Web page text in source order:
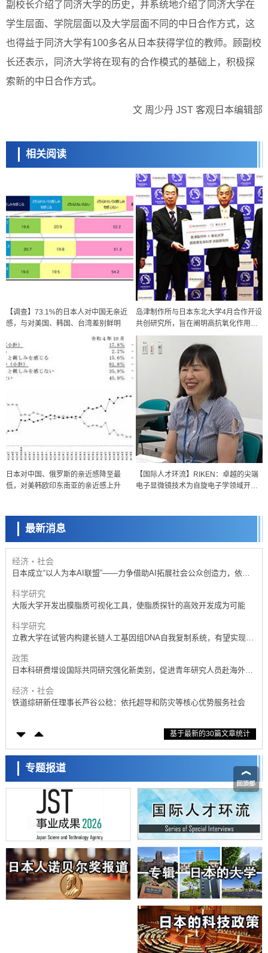
副校长介绍了同济大学的历史，并系统地介绍了同济大学在
学生层面、学院层面以及大学层面不同的中日合作方式，这
也得益于同济大学有100多名从日本获得学位的教师。顾副校
长还表示，同济大学将在现有的合作模式的基础上，积极探
索新的中日合作方式。
文 周少丹 JST 客观日本编辑部
相关阅读
【调查】73.1%的日本人对中国无亲近
感，与对美国、韩国、台湾差别鲜明
岛津制作所与日本东北大学4月合作开设
共创研究所，旨在阐明高抗氧化作用的
超硫分子作用
日本对中国、俄罗斯的亲近感降至最
低，对美韩欧印东南亚的亲近感上升
【国际人才环流】RIKEN：卓越的尖端
电子显微镜技术为自旋电子学领域开辟
最新消息
政策
日本科研费增设国际共同研究强化新类别，促进青年研究人员赴海外开
展研究
京都大学高效生成光的构成单元“光子”，可应用于量子计算机
经济・社会
日本成立“以人为本AI联盟”——力争借助AI拓展社会公众创造力，依托
产学合作推进研发
科学研究
大阪大学开发出膜脂质可视化工具，使脂质探针的高效开发成为可能
科学研究
立教大学在试管内构建长链人工基因组DNA自我复制系统，有望实现携
政策
日本科研费增设国际共同研究强化新类别，促进青年研究人员赴海外开
经济・社会
铁道综研新任理事长芦谷公稔：依托超导和防灾等核心优势服务社会
科学研究
东京大学通过叶绿体基因组编辑技术强化碳固定酶，成功提高光合作用
藤田医科大学等成功鉴定出非结核分枝杆菌生存的必需基因，首次揭示
经济・社会
【AI法下篇】如何应对AI的不可控性——中央大学平野晋教授专访
科学研究
日本学术会议：为保持土壤健康应采取哪些措施？探讨土壤保护与强化
的具体对策
科学研究
大阪大学开发基于水氢键网络的温度预测新方法，AI从分子排列信息中
高精度解读
经济・社会
【AI法上篇】如何对“将人生交给AI”保持危机感——中央大学平野晋教
授专访
科学研究
庆应义塾大学阐明脑内“游击手”小胶质细胞包裹保护受损神经细胞的机
制，有望用于开发阿尔茨海默病等疾病疗法
日本东北大学与横滨橡胶全球首次从纳米尺度揭示橡胶—黄铜粘接界面
劣化抑制机制，为提升轮胎安全性与耐久性的材料设计开辟道路
基于最新的30篇文章统计
专题报道
日本科学未来馆 科学交
流员